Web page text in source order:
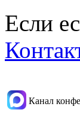
Если
Канал